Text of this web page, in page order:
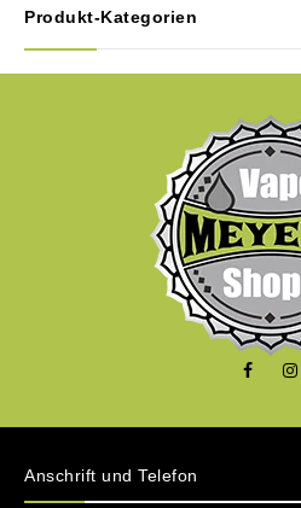
Produkt-Kategorien
Anschrift und Telefon